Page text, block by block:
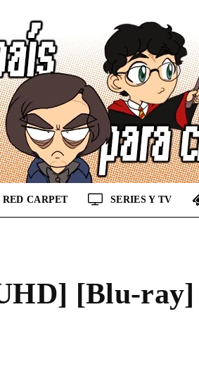
RED CARPET SERIES Y TV
[Blu-ray]